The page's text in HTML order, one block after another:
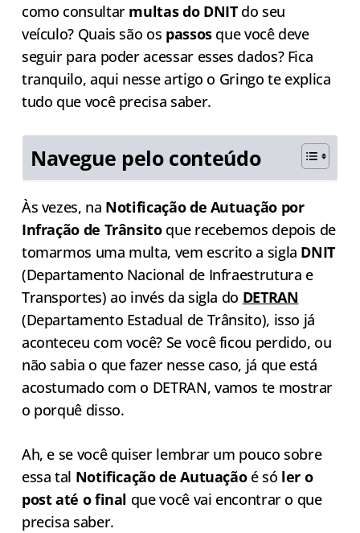
como consultarmultas do DNITdo seu
veículo? Quais são os passos que você deve
seguir para poder acessar esses dados? Fica
tranquilo, aqui nesse artigo o Gringo te explica
tudo que você precisa saber.
Navegue pelo conteúdo
Às vezes, na Notificação de Autuação por
Infração de Trânsitoque recebemos depois de
tomarmos uma multa, vem escrito a sigla DNIT
(Departamento Nacional de Infraestrutura e
Transportes) ao invés da sigla do DETRAN
(Departamento Estadual de Trânsito), isso já
aconteceu com você? Se você ficou perdido, ou
não sabia o que fazer nesse caso, já que está
acostumado com o DETRAN, vamos te mostrar
o porquê disso.
Ah, e se você quiser lembrar um pouco sobre
essa tal Notificação de Autuaçãoé só ler o
post até o final que você vai encontrar o que
precisa saber.